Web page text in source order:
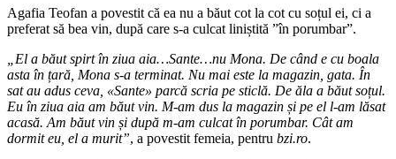
Agafia Teofan a povestit că ea nu a băut cot la cot cu soțul ei, ci a
preferat să bea vin, după care s-a culcat liniștită ”în porumbar”.
„El a băut spirt în ziua aia…Sante…nu Mona. De când e cu boala
asta în țară, Mona s-a terminat. Nu mai este la magazin, gata. În
sat au adus ceva, «Sante» parcă scria pe sticlă. De ăla a băut soțul.
Eu în ziua aia am băut vin. M-am dus la magazin și pe el l-am lăsat
acasă. Am băut vin și după m-am culcat în porumbar. Cât am
dormit eu, el a murit”, a povestit femeia, pentru bzi.ro.